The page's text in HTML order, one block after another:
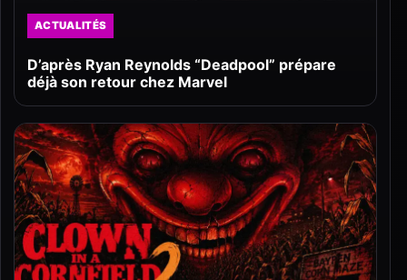
ACTUALITÉS
D’après Ryan Reynolds “Deadpool” prépare
déjà son retour chez Marvel